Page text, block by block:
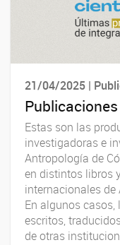
21/04/2025 |
Estas son las
investigadoras e
Antropología de
en distintos libros
internacionales
En algunos
escritos,
de otras